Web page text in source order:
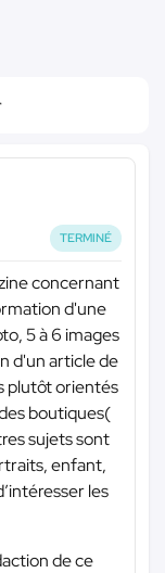
TERMINÉ
concernant
d'une
5 à 6 images
d'un article de
plutôt orientés
boutiques(
sujets sont
enfant,
les
de ce